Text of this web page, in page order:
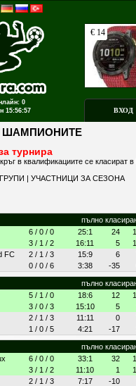
0
15:56:57 ВХОД
ШАМПИОНИТЕ
турнира
в квалификациите се класират
ГРУПИ | УЧАСТНИЦИ ЗА СЕЗОНА
пълно
6 / 0 / 0 25:1 24
3 / 1 / 2 16:11 5
FC
2 / 1 / 3 15:9 6
0 / 0 / 6 3:38 -35
пълно
5 / 1 / 0 18:6 12
3 / 0 / 3 15:10 5
2 / 1 / 3 11:11 0
1 / 0 / 5 4:21 -17
пълно
6 / 0 / 0 33:1 32
3 / 1 / 2 11:10 1
2 / 1 / 3 7:17 -10